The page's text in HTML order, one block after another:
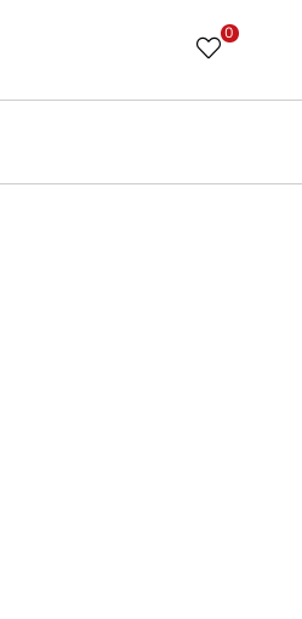
Skip
Content
0